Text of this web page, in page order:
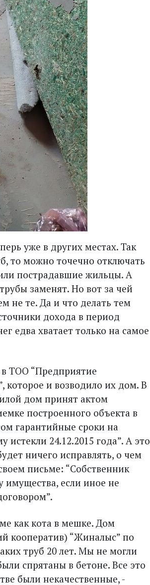
уже в других местах. Так
то можно точечно отключать
пострадавшие жильцы. А
заменят. Но вот за чей
не те. Да и что делать тем
дохода в период
едва хватает только на самое
ТОО “Предприятие
которое и возводило их дом. В
дом принят актом
построенного объекта в
гарантийные сроки на
24.12.2015 года”. А это
ничего исправлять, о чем
письме: “Собственник
если иное не
как кота в мешке. Дом
кооператив) “Жиналыс” по
труб 20 лет. Мы не могли
спрятаны в бетоне. Все это
были некачественные, -